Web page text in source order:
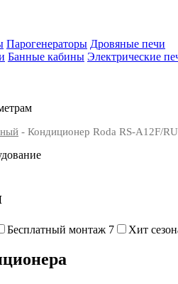
Парогенераторы Дровяные печи
Банные кабины Электрические
- Кондиционер Roda RS-A12F/
Бесплатный монтаж 7 Хит